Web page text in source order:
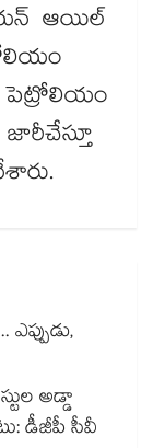
ఆయిల్‌
అడ్డా
డీజీపీ సీవీ